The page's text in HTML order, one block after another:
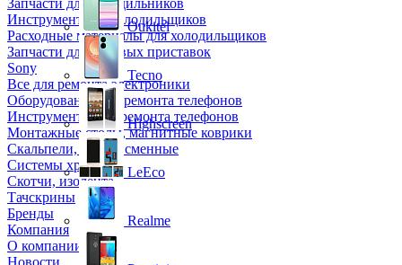
Запчасти для холодильников
Инструмент для холодильщиков
Расходные материалы для холодильщиков
Запчасти для игровых приставок
Sony
Все для ремонта электроники
Оборудование для ремонта телефонов
Инструменты для ремонта телефонов
Монтажные столы, магнитные коврики
Скальпели, лезвия сменные
Системы хранения
Скотчи, изолента
Тачскрины
Бренды
Компания
О компании
Новости
Oukitel
Tecno
Highscreen
LeEco
Realme